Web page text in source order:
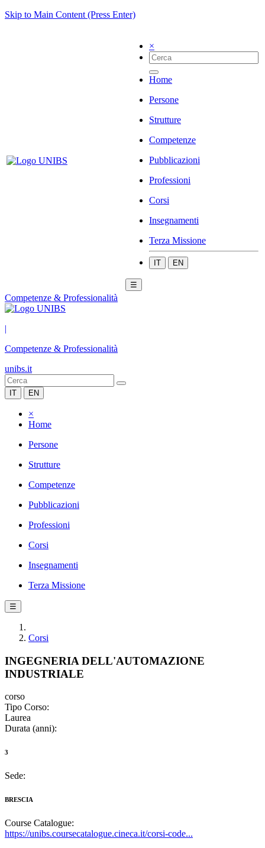
Skip to Main Content (Press Enter)
×
Home
Persone
Strutture
Competenze
Pubblicazioni
Professioni
Corsi
Insegnamenti
Terza Missione
IT EN
☰
Competenze & Professionalità
|
Competenze & Professionalità
unibs.it
IT EN
×
Home
Persone
Strutture
Competenze
Pubblicazioni
Professioni
Corsi
Insegnamenti
Terza Missione
☰
Corsi
INGEGNERIA DELL'AUTOMAZIONE
INDUSTRIALE
corso
Tipo Corso:
Laurea
Durata (anni):
3
Sede:
BRESCIA
Course Catalogue:
https://unibs.coursecatalogue.cineca.it/corsi-code...